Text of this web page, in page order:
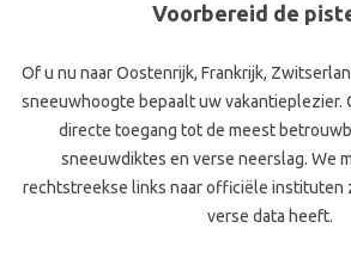
Voorbereid de
Of u nu naar Oostenrijk, Frankrijk,
sneeuwhoogte bepaalt uw vakantieplezier.
directe toegang tot de meest
sneeuwdiktes en verse neerslag. We
rechtstreekse links naar officiële instituten
verse data heeft.